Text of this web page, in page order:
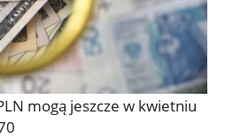
mogą jeszcze w kwietniu